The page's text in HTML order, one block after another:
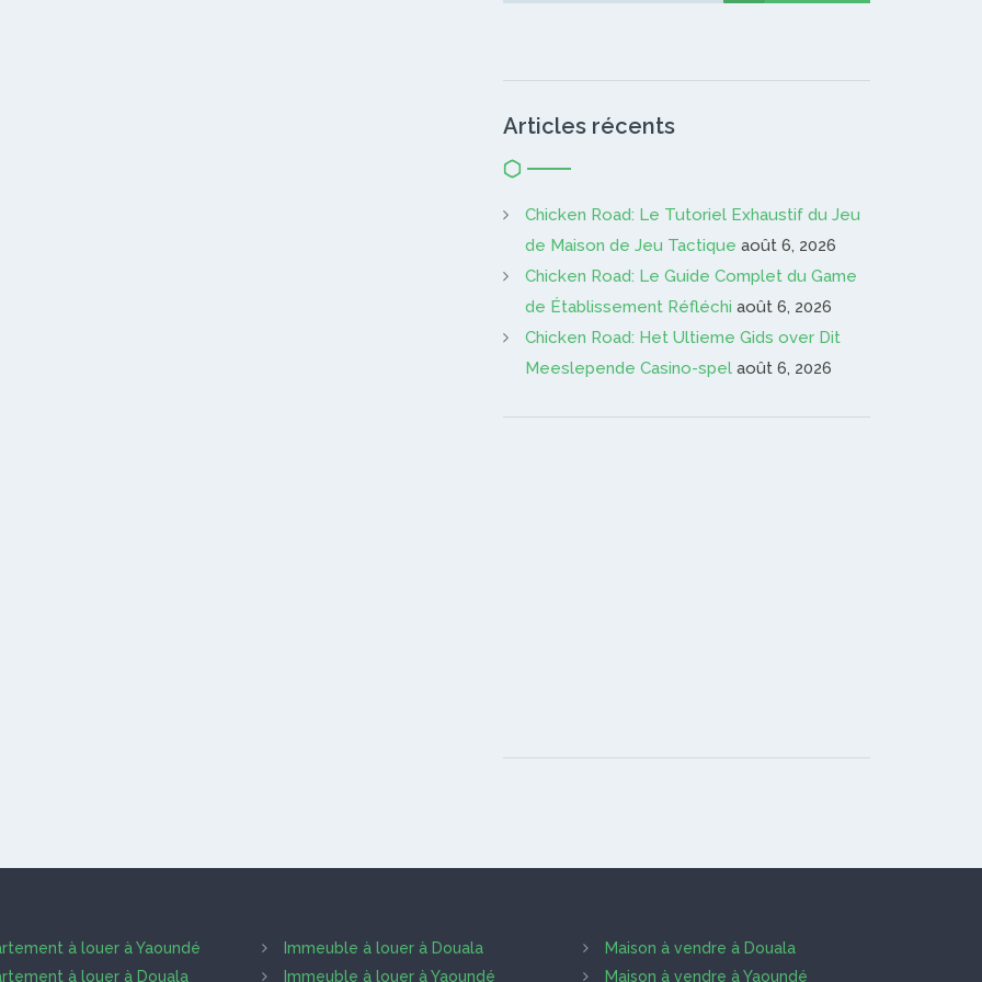
Articles récents
Chicken Road: Le Tutoriel Exhaustif du Jeu
de Maison de Jeu Tactique août 6, 2026
Chicken Road: Le Guide Complet du Game
de Établissement Réfléchi août 6, 2026
Chicken Road: Het Ultieme Gids over Dit
Meeslepende Casino-spel août 6, 2026
à louer à Yaoundé
à louer à Douala
Immeuble à louer à Douala
Immeuble à louer à Yaoundé
Maison à vendre à Douala
Maison à vendre à Yaoundé